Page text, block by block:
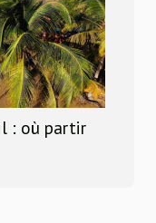
: où partir